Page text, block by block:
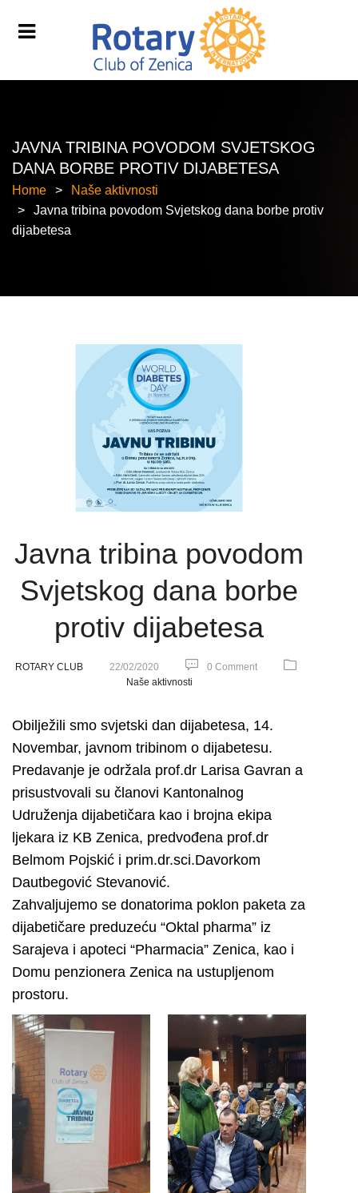
JAVNA TRIBINA POVODOM SVJETSKOG
DANA BORBE PROTIV DIJABETESA
Home
Naše aktivnosti
Javna tribina povodom Svjetskog dana borbe protiv
dijabetesa
Javna tribina povodom
Svjetskog dana borbe
protiv dijabetesa
ROTARY CLUB 22/02/2020
0 Comment
Naše aktivnosti
Obilježili smo svjetski dan dijabetesa, 14.
Novembar, javnom tribinom o dijabetesu.
Predavanje je održala prof.dr Larisa Gavran a
prisustvovali su članovi Kantonalnog
Udruženja dijabetičara kao i brojna ekipa
ljekara iz KB Zenica, predvođena prof.dr
Belmom Pojskić i prim.dr.sci.Davorkom
Dautbegović Stevanović.
Zahvaljujemo se donatorima poklon paketa za
dijabetičare preduzeću “Oktal pharma” iz
Sarajeva i apoteci “Pharmacia” Zenica, kao i
Domu penzionera Zenica na ustupljenom
prostoru.